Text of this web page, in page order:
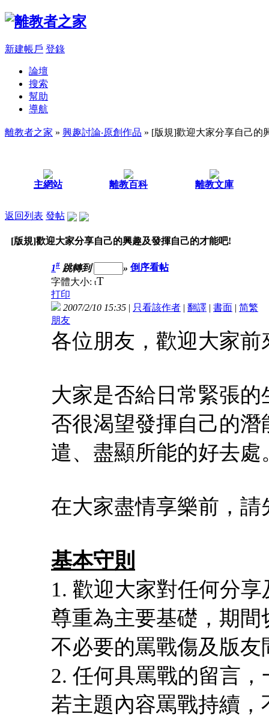
新建帳戶 登錄
論壇
搜索
幫助
導航
離教者之家 » 興趣討論‧原創作品 » [版規]歡迎大家分享自己的
主網站 離教百科 離教文庫
返回列表 發帖
[版規]歡迎大家分享自己的興趣及發揮自己的才能吧!
1# 跳轉到 » 倒序看帖
字體大小: tT
打印
2007/2/10 15:35 | 只看該作者 | 翻譯 | 書面 | 简繁
朋友
各位朋友，歡迎大家
大家是否給日常緊張
否很渴望發揮自己的
遣、盡顯所能的好去處
在大家盡情享樂前，
基本守則
1. 歡迎大家對任何分
尊重為主要基礎，期
不必要的罵戰傷及版
2. 任何具罵戰的留言
若主題內容罵戰持續